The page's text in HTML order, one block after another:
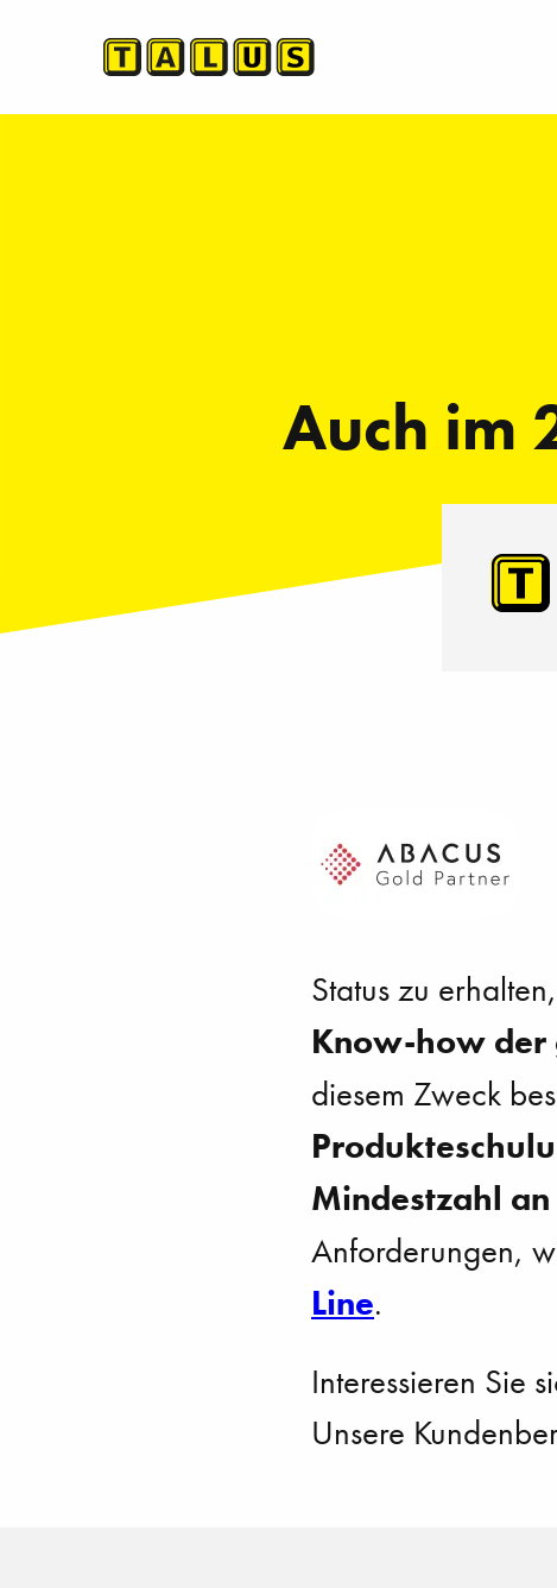
Auch im
Status zu
Know-how der
diesem Zweck
Mindestzahl
Anforderungen,
Line.
Interessieren Sie
Unsere